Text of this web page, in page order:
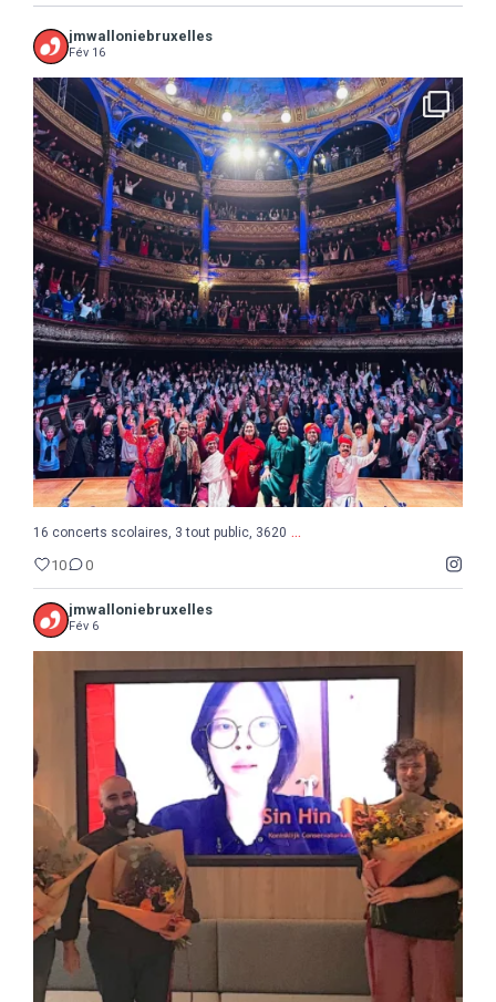
jmwalloniebruxelles
Fév 16
16 concerts scolaires, 3 tout public, 3620 ...
10 0
16 concerts scolaires, 3 tout public, 3620 ...
10 0
jmwalloniebruxelles
Fév 6
Semaine de la Musique belge, suite et fin avec le ...